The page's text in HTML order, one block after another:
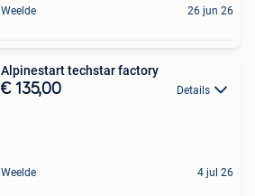
Weelde 26 jun 26
Alpinestart techstar factory
€ 135,00 Details
Weelde 4 jul 26